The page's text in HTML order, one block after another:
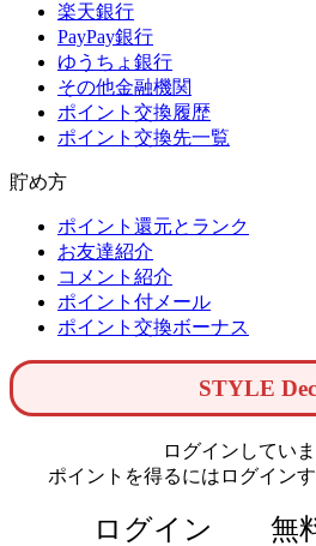
楽天銀行
PayPay銀行
ゆうちょ銀行
その他金融機関
ポイント交換履歴
ポイント交換先一覧
貯め方
ポイント還元とランク
お友達紹介
コメント紹介
ポイント付メール
ポイント交換ボーナス
STYLE
ログインしていま
ポイントを得るにはログイン
ログイン 無